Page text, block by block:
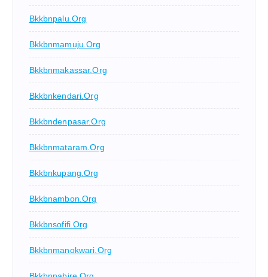
Bkkbnpalu.org
Bkkbnmamuju.org
Bkkbnmakassar.org
Bkkbnkendari.org
Bkkbndenpasar.org
Bkkbnmataram.org
Bkkbnkupang.org
Bkkbnambon.org
Bkkbnsofifi.org
Bkkbnmanokwari.org